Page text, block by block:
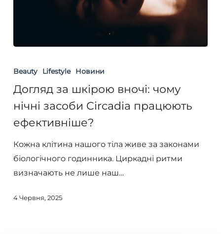
за
вночі:
чому
нічні
засоби
Circadia
Beauty Lifestyle Новини
Догляд за шкірою вночі: чому
нічні засоби Circadia працюють
ефективніше?
Кожна клітина нашого тіла живе за законами
біологічного годинника. Циркадні ритми
визначають не лише наш…
4 Червня, 2025